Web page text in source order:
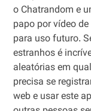
o Chatrandom e
papo por vídeo
para uso futuro.
estranhos é
aleatórias em
precisa se
web e usar este